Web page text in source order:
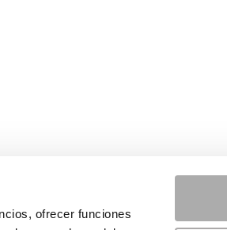
ofrecer funciones